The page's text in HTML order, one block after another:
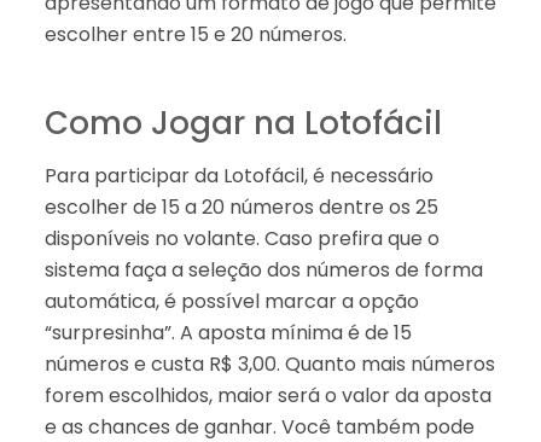
escolher entre 15 e 20 números.
Como Jogar na Lotofácil
Para participar da Lotofácil, é necessário
escolher de 15 a 20 números dentre os 25
disponíveis no volante. Caso prefira que o
sistema faça a seleção dos números de forma
automática, é possível marcar a opção
“surpresinha”. A aposta mínima é de 15
números e custa R$ 3,00. Quanto mais números
forem escolhidos, maior será o valor da aposta
e as chances de ganhar. Você também pode